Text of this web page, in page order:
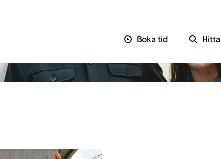
Boka tid
optiker